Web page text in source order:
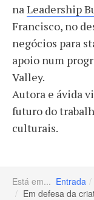
naLeadership
Francisco, no
negócios para
apoio num
Valley.
Autora e ávida
futuro do
culturais.
Está em... Entrada
Em defesa da